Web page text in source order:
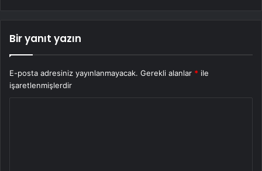
Bir yanıt yazın
E-posta adresiniz yayınlanmayacak. Gerekli alanlar * ile
işaretlenmişlerdir